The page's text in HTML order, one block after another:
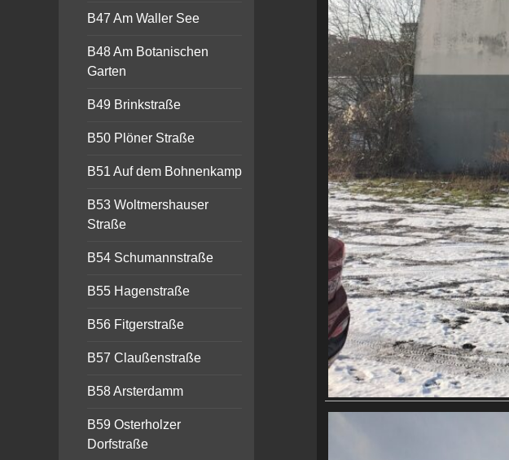
B47 Am Waller See
B48 Am Botanischen
Garten
B49 Brinkstraße
B50 Plöner Straße
B51 Auf dem Bohnenkamp
B53 Woltmershauser
Straße
B54 Schumannstraße
B55 Hagenstraße
B56 Fitgerstraße
B57 Claußenstraße
B58 Arsterdamm
B59 Osterholzer
Dorfstraße